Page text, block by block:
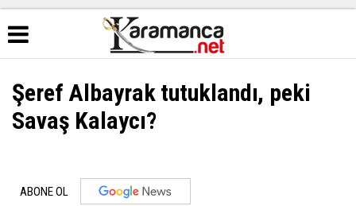
Şeref Albayrak tutuklandı, peki
Savaş Kalaycı?
ABONE OL